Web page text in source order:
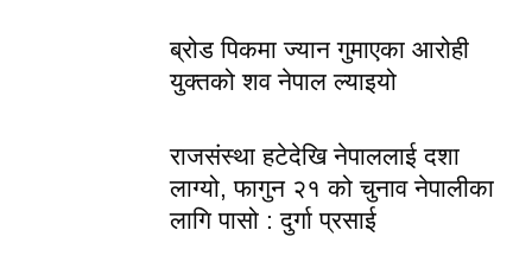
ब्रोड पिकमा ज्यान गुमाएका आरोही
युक्तको शव नेपाल ल्याइयो
राजसंस्था हटेदेखि नेपाललाई दशा
लाग्यो, फागुन २१ को चुनाव नेपालीका
लागि पासो : दुर्गा प्रसाई